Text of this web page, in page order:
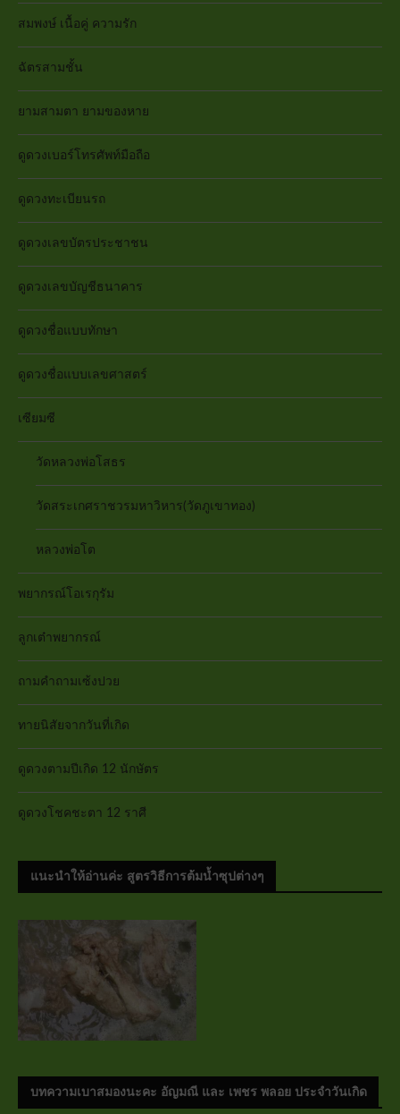
สมพงษ์ เนื้อคู่ ความรัก
ฉัตรสามชั้น
ยามสามตา ยามของหาย
ดูดวงเบอร์โทรศัพท์มือถือ
ดูดวงทะเบียนรถ
ดูดวงเลขบัตรประชาชน
ดูดวงเลขบัญชีธนาคาร
ดูดวงชื่อแบบทักษา
ดูดวงชื่อแบบเลขศาสตร์
เซียมซี
วัดหลวงพ่อโสธร
วัดสระเกศราชวรมหาวิหาร(วัดภูเขาทอง)
หลวงพ่อโต
พยากรณ์โอเรกุรัม
ลูกเต๋าพยากรณ์
ถามคำถามเซ้งปวย
ทายนิสัยจากวันที่เกิด
ดูดวงตามปีเกิด 12 นักษัตร
ดูดวงโชคชะตา 12 ราศี
แนะนำให้อ่านค่ะ สูตรวิธีการต้มน้ำซุปต่างๆ
บทความเบาสมองนะคะ อัญมณี และ เพชร พลอย ประจำวันเกิด